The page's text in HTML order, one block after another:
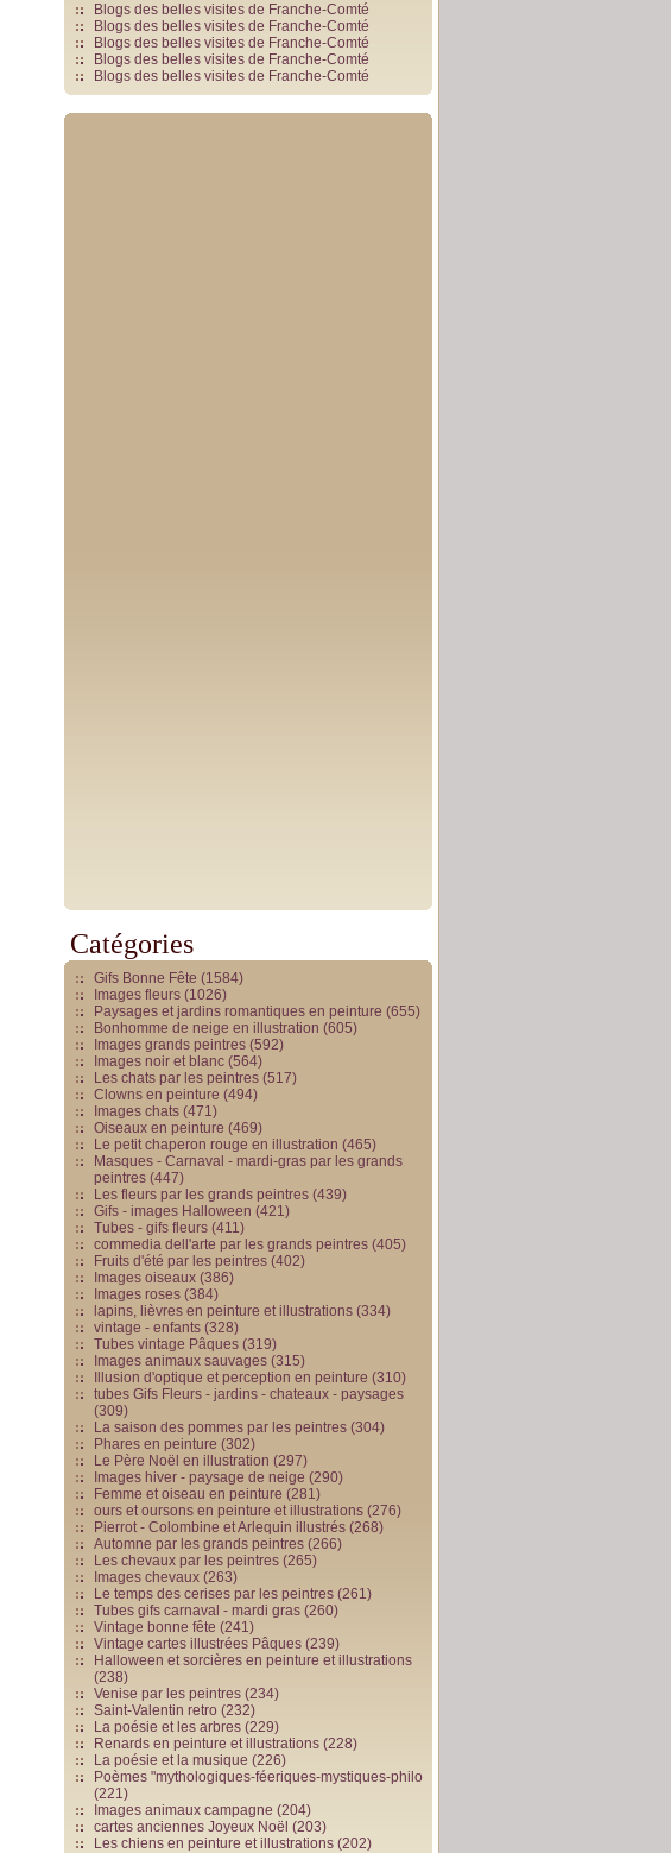
Blogs des belles visites de Franche-Comté
Blogs des belles visites de Franche-Comté
Blogs des belles visites de Franche-Comté
Blogs des belles visites de Franche-Comté
Blogs des belles visites de Franche-Comté
Catégories
Gifs Bonne Fête (1584)
Images fleurs (1026)
Paysages et jardins romantiques en peinture (655)
Bonhomme de neige en illustration (605)
Images grands peintres (592)
Images noir et blanc (564)
Les chats par les peintres (517)
Clowns en peinture (494)
Images chats (471)
Oiseaux en peinture (469)
Le petit chaperon rouge en illustration (465)
Masques - Carnaval - mardi-gras par les grands
peintres (447)
Les fleurs par les grands peintres (439)
Gifs - images Halloween (421)
Tubes - gifs fleurs (411)
commedia dell'arte par les grands peintres (405)
Fruits d'été par les peintres (402)
Images oiseaux (386)
Images roses (384)
lapins, lièvres en peinture et illustrations (334)
vintage - enfants (328)
Tubes vintage Pâques (319)
Images animaux sauvages (315)
Illusion d'optique et perception en peinture (310)
tubes Gifs Fleurs - jardins - chateaux - paysages
(309)
La saison des pommes par les peintres (304)
Phares en peinture (302)
Le Père Noël en illustration (297)
Images hiver - paysage de neige (290)
Femme et oiseau en peinture (281)
ours et oursons en peinture et illustrations (276)
Pierrot - Colombine et Arlequin illustrés (268)
Automne par les grands peintres (266)
Les chevaux par les peintres (265)
Images chevaux (263)
Le temps des cerises par les peintres (261)
Tubes gifs carnaval - mardi gras (260)
Vintage bonne fête (241)
Vintage cartes illustrées Pâques (239)
Halloween et sorcières en peinture et illustrations
(238)
Venise par les peintres (234)
Saint-Valentin retro (232)
La poésie et les arbres (229)
Renards en peinture et illustrations (228)
La poésie et la musique (226)
Poèmes "mythologiques-féeriques-mystiques-philo
(221)
Images animaux campagne (204)
cartes anciennes Joyeux Noël (203)
Les chiens en peinture et illustrations (202)